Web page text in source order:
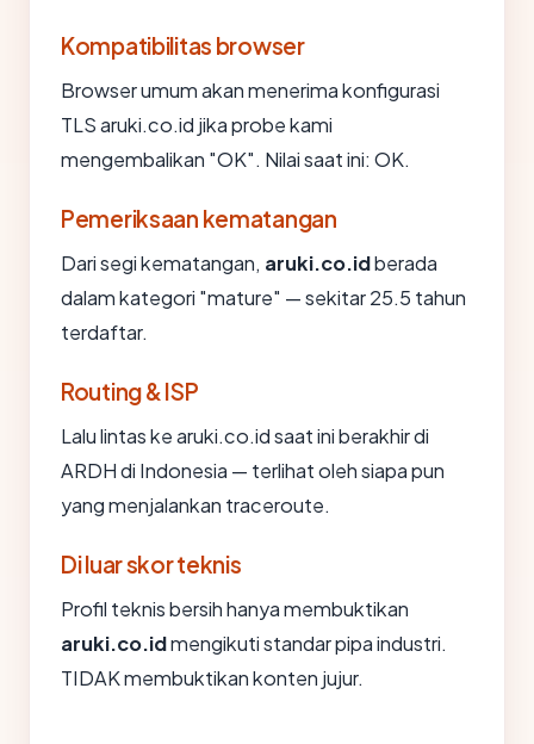
Kompatibilitas browser
Browser umum akan menerima konfigurasi
TLS aruki.co.id jika probe kami
mengembalikan "OK". Nilai saat ini: OK.
Pemeriksaan kematangan
Dari segi kematangan, aruki.co.idberada
dalam kategori "mature" — sekitar 25.5 tahun
terdaftar.
Routing & ISP
Lalu lintas ke aruki.co.id saat ini berakhir di
ARDH di Indonesia — terlihat oleh siapa pun
yang menjalankan traceroute.
Di luar skor teknis
Profil teknis bersih hanya membuktikan
aruki.co.idmengikuti standar pipa industri.
TIDAK membuktikan konten jujur.